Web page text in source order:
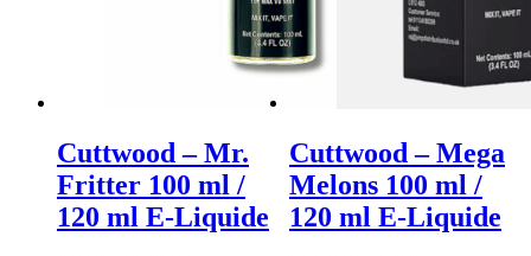
Cuttwood – Mr.
Fritter 100 ml /
120 ml E-Liquide
Cuttwood – Mega
Melons 100 ml /
120 ml E-Liquide